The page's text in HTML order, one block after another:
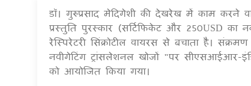
डॉ। गुरुप्रसाद मेदिगेशी की देखरेख में काम करने
प्रस्तुति पुरस्कार (सर्टिफिकेट और 250USD
रेस्पिरेटरी सिंक्रोटील वायरस से बचाता है।
नवीगेटिंग ट्रांसलेशनल खोजों "पर सीएसआईआर-
को आयोजित किया गया।